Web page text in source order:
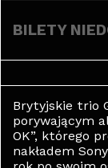
BILETY
Brytyjskie trio
porywającym
OK”, którego
nakładem